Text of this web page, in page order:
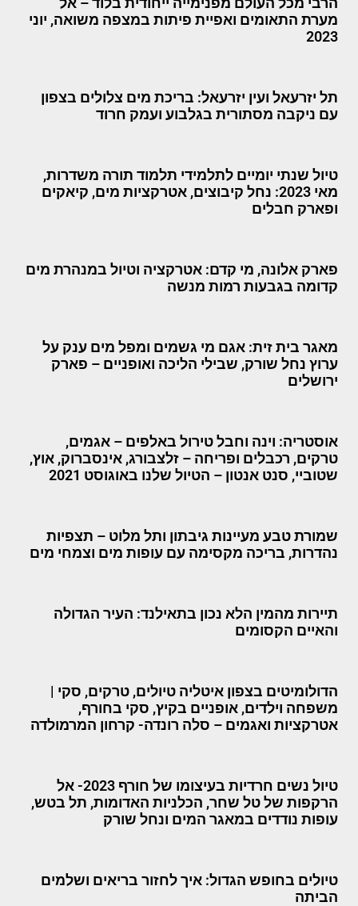
מערת התאומים ואפיית פיתות במצפה משואה, יוני
2023
תל יזרעאל ועין יזרעאל: בריכת מים צלולים בצפון
עם ניקבה מסתורית בגלבוע ועמק חרוד
טיול שנתי יומיים לתלמידי תלמוד תורה משדרות,
מאי 2023: נחל קיבוצים, אטרקציות מים, קיאקים
ופארק חבלים
פארק אלונה, מי קדם: אטרקציה וטיול במנהרת מים
קדומה בגבעות רמות מנשה
מאגר בית זית: אגם מי גשמים ומפל מים ענק על
ערוץ נחל שורק, שבילי הליכה ואופניים – פארק
ירושלים
אוסטריה: וינה וחבל טירול באלפים – אגמים,
טרקים, רכבלים ופריחה – זלצבורג, אינסברוק, אוץ,
שטוביי, סנט אנטון – הטיול שלנו באוגוסט 2021
שמורת טבע מעיינות גיבתון ותל מלוט – תצפיות
נהדרות, בריכה מקסימה עם עופות מים וצמחי מים
תיירות מהמין הלא נכון בתאילנד: העיר הגדולה
והאיים הקסומים
הדולומיטים בצפון איטליה טיולים, טרקים, סקי |
משפחה וילדים, אופניים בקיץ, סקי בחורף,
אטרקציות ואגמים – סלה רונדה- קרחון המרמולדה
טיול נשים חרדיות בעיצומו של חורף 2023- אל
הרקפות של טל שחר, הכלניות האדומות, תל בטש,
עופות נודדים במאגר המים ונחל שורק
טיולים בחופש הגדול: איך לחזור בריאים ושלמים
הביתה